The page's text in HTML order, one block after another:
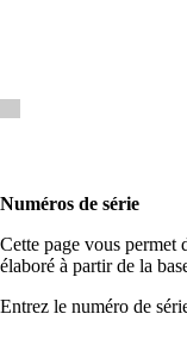
Numéros de série
Cette page vous permet
élaboré à partir de la
Entrez le numéro de